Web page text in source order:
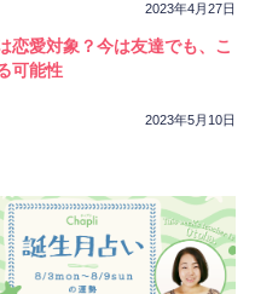
2023年4月27日
恋愛対象？今は友達でも、こ
可能性
2023年5月10日